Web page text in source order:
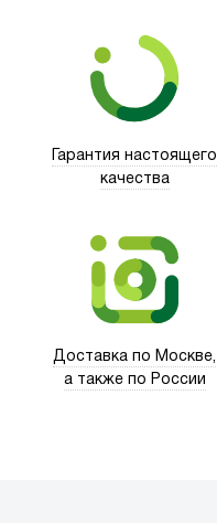
Гарантия настоящего
качества
Доставка по Москве,
а также по России